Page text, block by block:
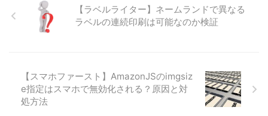
しまった森のホール21。 この
記事を書いている時点ではま
セス 公式サイトのアクセス情
報 交通の便は悪く不評な場所
です＾＾； ホールの近所には
という選択もありますが、せ
っかくある機能を利用しない
てみた感じではもうないと断
言できそうです。 せめて複数
枚の異なるラベルを一度に印
【ラベルライター】ネームランドで異なる
ラベルの連続印刷は可能なのか検証
【スマホファースト】AmazonJSのimgsiz
e指定はスマホで無効化される？原因と対
処方法